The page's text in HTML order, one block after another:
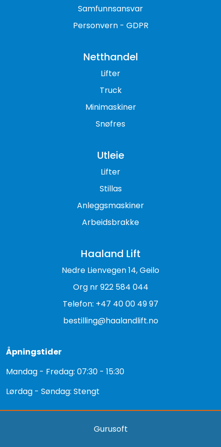
Samfunnsansvar
Personvern - GDPR
Netthandel
Lifter
Truck
Minimaskiner
Snøfres
Utleie
Lifter
Stillas
Anleggsmaskiner
Arbeidsbrakke
Haaland Lift
Nedre Lienvegen 14, Geilo
Org nr 922 584 044
Telefon: +47 40 00 49 97
bestilling@haalandlift.no
Åpningstider
Mandag - Fredag: 07:30 - 15:30
Lørdag - Søndag: Stengt
Gurusoft